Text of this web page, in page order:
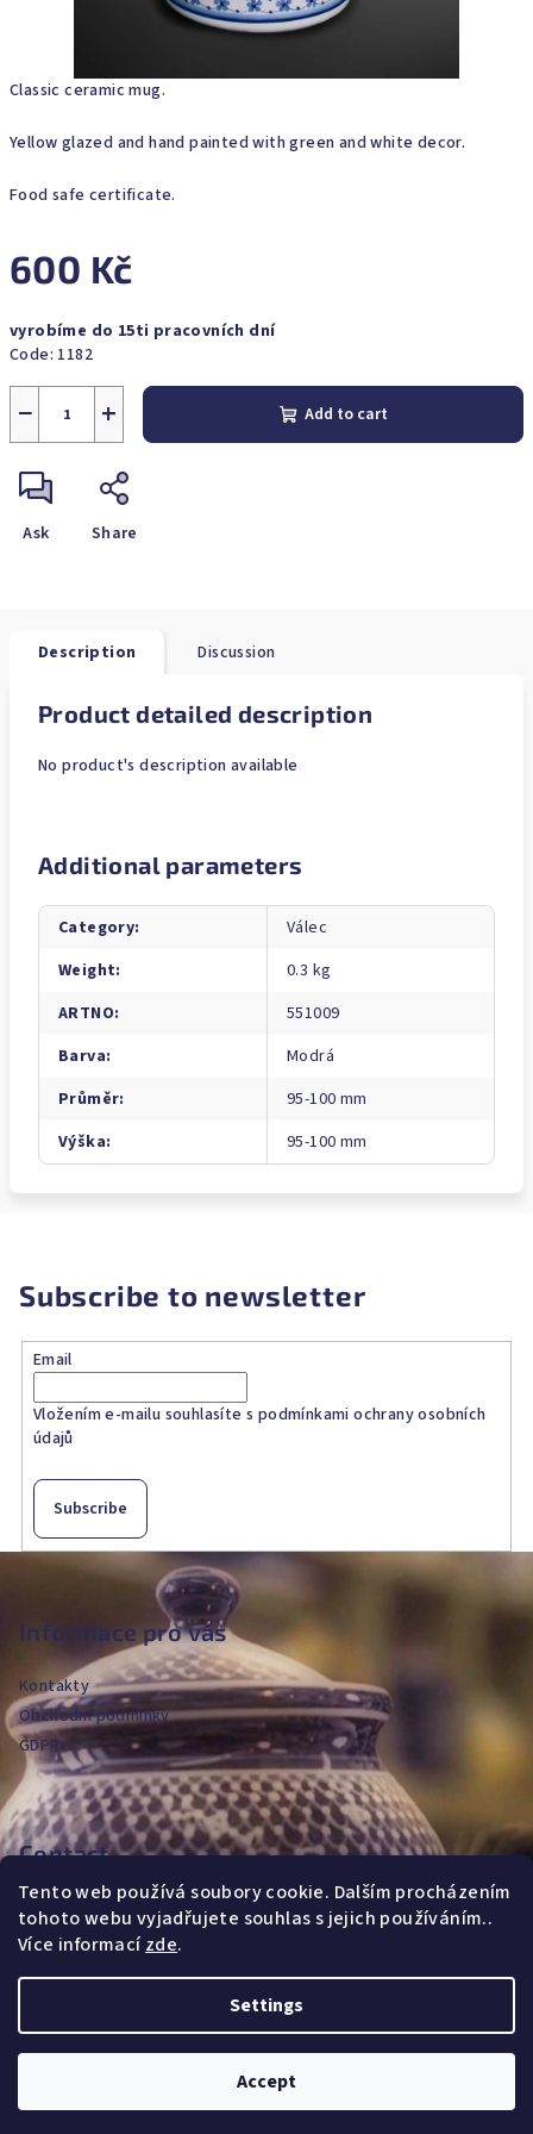
Tento web používá soubory cookie. Dalším procházením
tohoto webu vyjadřujete souhlas s jejich používáním..
Více informacízde.
Settings
Accept
Classic ceramic mug.
Yellow glazed and hand painted with green and white decor.
Food safe certificate.
600 Kč
price:
vyrobíme do 15ti pracovních dní
Code: 1182
+
− Add to cart
Ask Share
Description Discussion
Product detailed description
No product's description available
Additional parameters
Category:
Válec
Weight:
0.3 kg
ARTNO:
551009
Barva:
Modrá
Průměr:
95-100 mm
Výška: 95-100 mm
Subscribe to newsletter
Email
Vložením e-mailu souhlasíte s podmínkami ochrany osobních
údajů
Subscribe
F
e
r
Informace pro vás
Kontakty
Obchodní podmínky
GDPR
Contact
jvanya
fajans.cz
+420604720590
Created by Shoptet